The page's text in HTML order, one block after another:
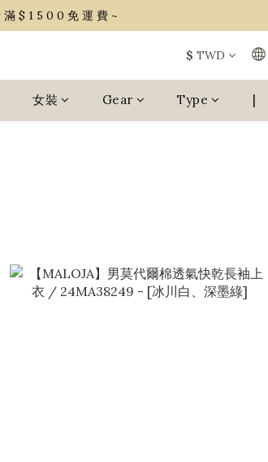
滿 $ 1 5 0 0 免 運 費 ~
滿 $ 1 5 0 0 免 運 費 ~
滿 $ 1 5 0 0 免 運 費 ~
$ TWD
女裝 Gear Type |